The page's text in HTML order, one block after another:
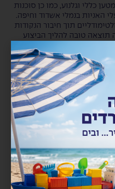
כללי וגלנוע, כמו כן סוכנות
האניות בנמלי אשדוד וחיפה.
תוך חיבור הנקודות
תוצאה טובה להליך הביצוע
ייחודי
בתחום, מספק את אחד
הפרויקטים תוך שימוש בכמעט
החברה בשרשרת האספקה למתן
יבשתיות מורכבות, שירותי
וכלי שינוע ייחודיים –
שליטה רוחבית וגמישות
משמעותיים.
השותף
מלא מעט משתנים במהלך